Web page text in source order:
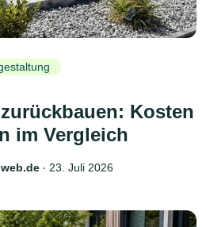
Kosten
im Vergleich
‧ 23. Juli 2026